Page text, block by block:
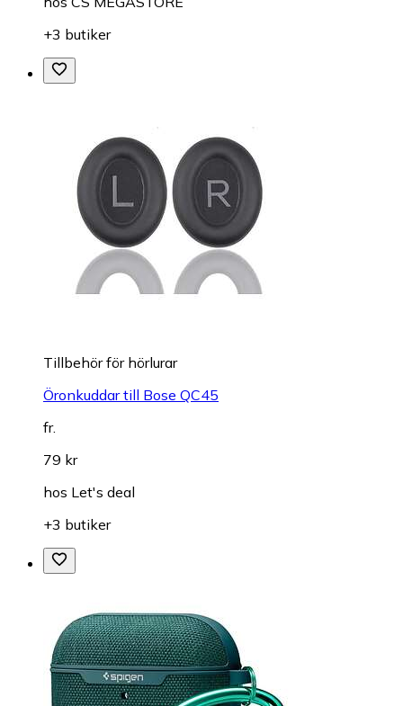
+3 butiker
Tillbehör för hörlurar
Öronkuddar till Bose QC45
fr.
79 kr
hos Let's deal
+3 butiker